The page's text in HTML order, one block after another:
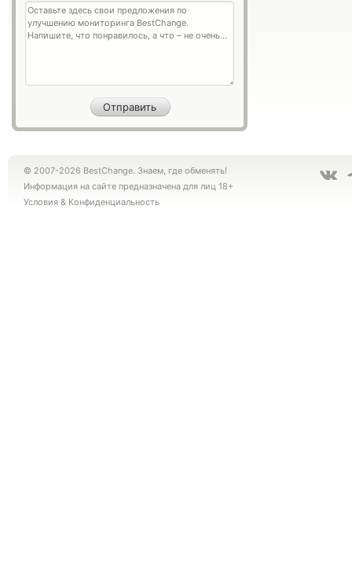
© 2007-2026 BestChange. Знаем, где обменять!
Информация на сайте предназначена для лиц 18+
Условия & Конфиденциальность